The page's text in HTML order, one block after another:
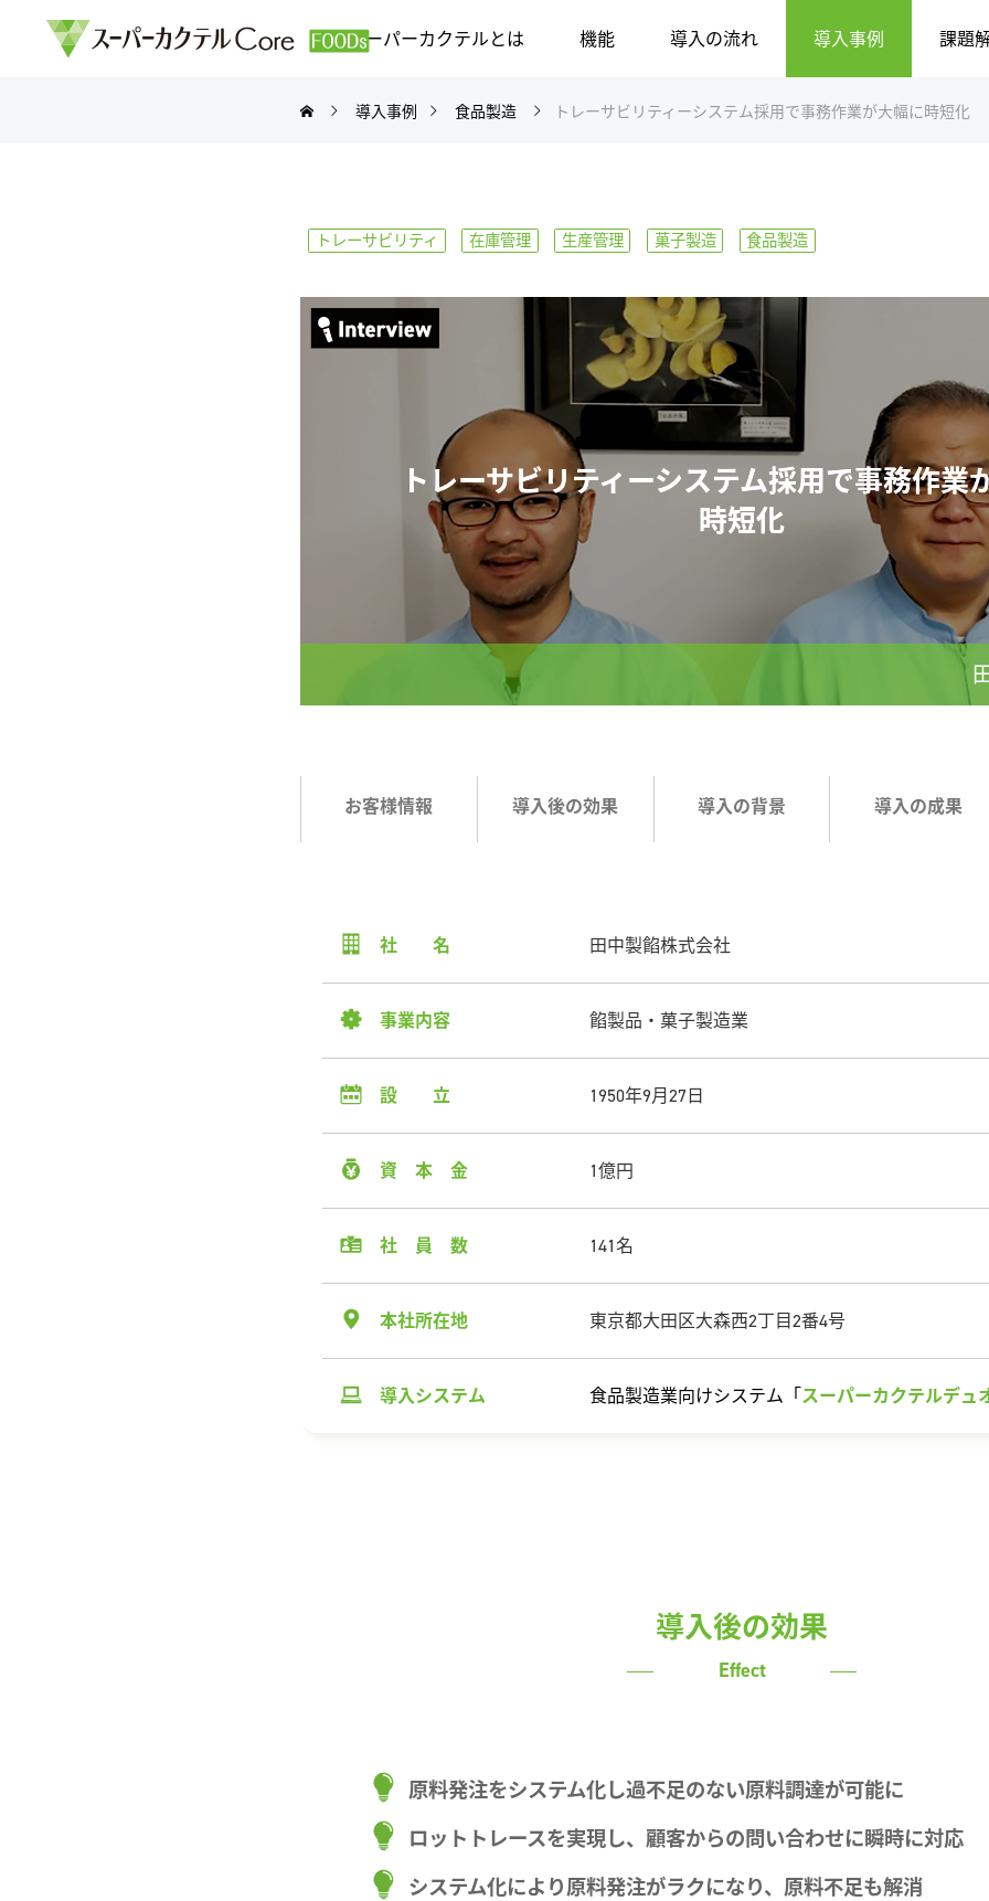
スーパーカクテルとは 機能 導入の流れ 導入事例 課題
導入事例 食品製造 トレーサビリティーシステム採用で事務作業が大幅に時短化
トレーサビリティ 在庫管理 生産管理 菓子製造 食品製造
トレーサビリティーシステム採用で事務作業
時短化
お客様情報 導入後の効果 導入の背景 導入の成果
社 名 田中製餡株式会社
事業内容 餡製品・菓子製造業
設 立 1950年9月27日
資 本 金 1億円
社 員 数 141名
本社所在地 東京都大田区大森西2丁目2番4号
導入システム 食品製造業向けシステム「スーパーカクテルデュ
導入後の効果
Effect
原料発注をシステム化し過不足のない原料調達が可能に
ロットトレースを実現し、顧客からの問い合わせに瞬時に対応
システム化により原料発注がラクになり、原料不足も解消